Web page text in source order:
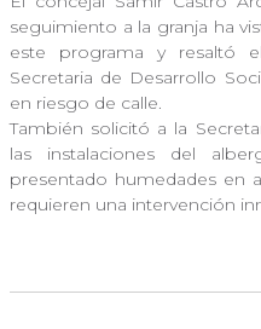
seguimiento a la granja ha
este programa y resaltó
Secretaria de Desarrollo
en riesgo de calle.
También solicitó a la
las instalaciones del
presentado humedades en
requieren una intervención